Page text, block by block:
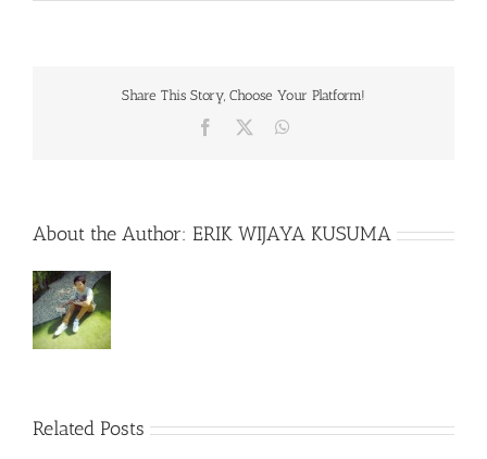
Share This Story, Choose Your Platform!
Facebook
About the Author: ERIK WIJAYA KUSUMA
Related Posts
Six